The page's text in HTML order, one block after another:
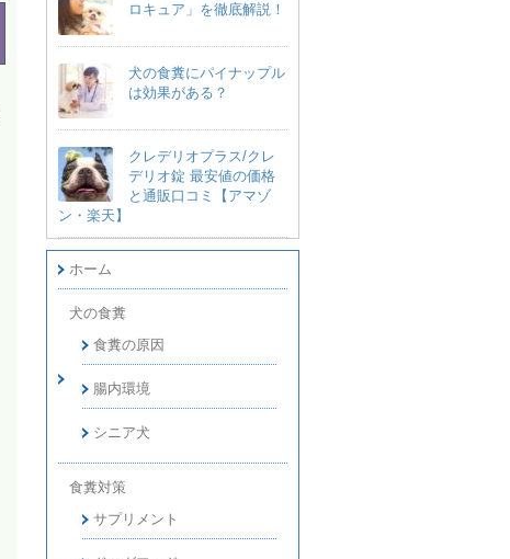
ロキュア」を徹底解説！
犬の食糞にパイナップル
は効果がある？
クレデリオプラス/クレ
デリオ錠 最安値の価格
と通販口コミ【アマゾ
ン・楽天】
ホーム
犬の食糞
食糞の原因
腸内環境
シニア犬
食糞対策
サプリメント